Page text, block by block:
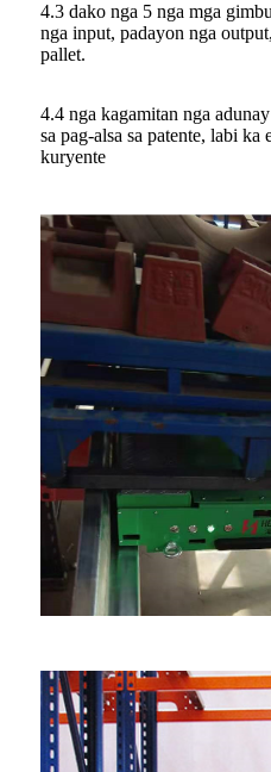
4.3 dako nga 5 nga mga
nga input, padayon nga
pallet.
4.4 nga kagamitan nga
sa pag-alsa sa patente, labi
kuryente